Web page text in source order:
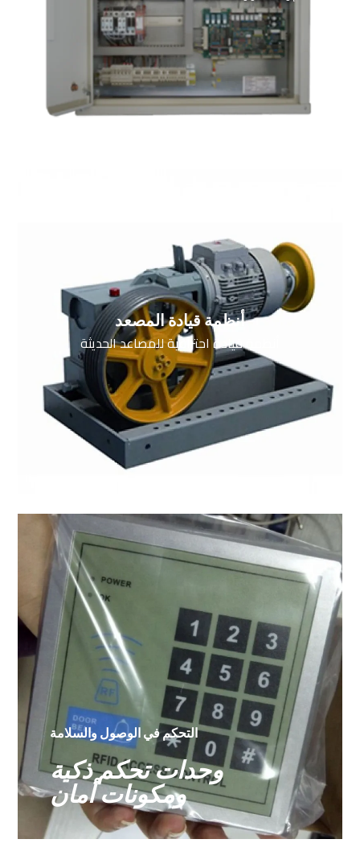
أنظمة قيادة المصعد
أنظمة قيادة احترافية للمصاعد الحديثة
التحكم في الوصول والسلامة
وحدات تحكم ذكية
ومكونات أمان